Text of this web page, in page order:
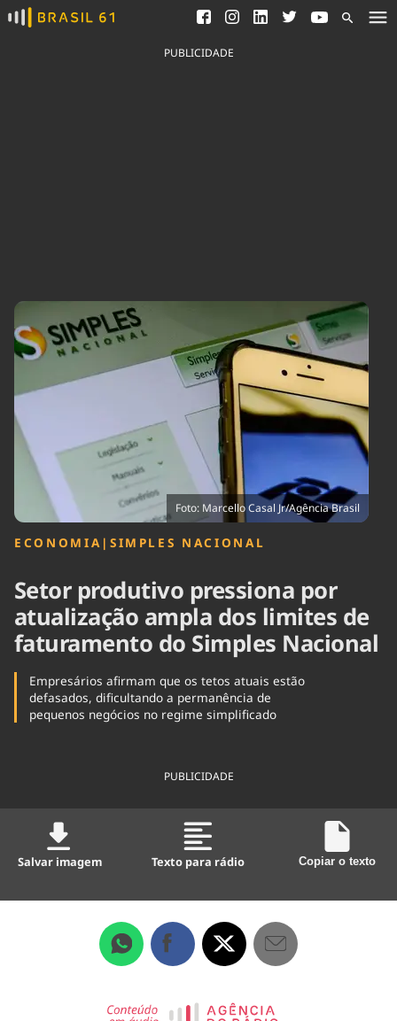
Ver todas as notícias
Saneamento
Indicadores
Agronegócios
Brasil
Ciência &
Tecnologia
Cinema
Comportamento
Economia
Internacional
Meio Ambiente
Podcast
Saúde
Tempo
PUBLICIDADE
Foto: Marcello Casal Jr/Agência Brasil
ECONOMIA | SIMPLES NACIONAL
Setor produtivo pressiona por
atualização ampla dos limites de
faturamento do Simples Nacional
Empresários afirmam que os tetos atuais estão
defasados, dificultando a permanência de
pequenos negócios no regime simplificado
PUBLICIDADE
Salvar imagem Texto para rádio Copiar o texto